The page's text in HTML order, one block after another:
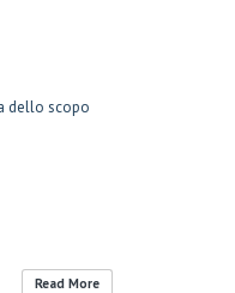
dello scopo
Read More